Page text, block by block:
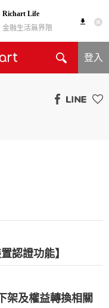
Richart Life
金融生活無界限
登入
認證功能】
架及權益轉換相關